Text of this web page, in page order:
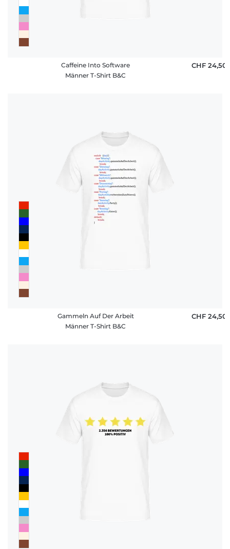
Caffeine Into Software
Männer T-Shirt B&C
CHF 24,50
Gammeln Auf Der Arbeit
Männer T-Shirt B&C
CHF 24,50